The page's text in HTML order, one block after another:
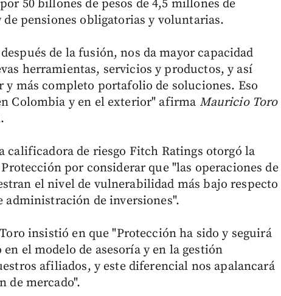
50 billones de pesos de 4,5 millones de
pensiones obligatorias y voluntarias.
de la fusión, nos da mayor capacidad
herramientas, servicios y productos, y así
más completo portafolio de soluciones. Eso
Colombia y en el exterior" afirma Mauricio Toro
calificadora de riesgo Fitch Ratings otorgó la
por considerar que "las operaciones de
el nivel de vulnerabilidad más bajo respecto
administración de inversiones".
insistió en que "Protección ha sido y seguirá
el modelo de asesoría y en la gestión
afiliados, y este diferencial nos apalancará
de mercado".